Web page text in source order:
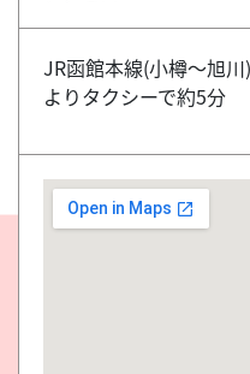
JR函館本線(小樽～旭
よりタクシーで約5分